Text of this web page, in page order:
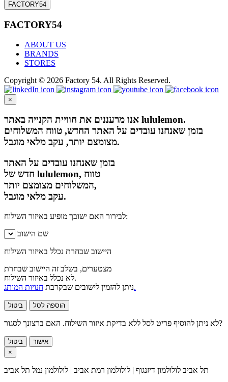
FACTORY54
FACTORY54
ABOUT US
BRANDS
STORES
Copyright © 2026 Factory 54. All Rights Reserved.
×
אנו מרעננים את חוויית הקנייה באתר lululemon.
בזמן שאנחנו עובדים על האתר החדש, טווח המשלוחים
מצומצם יותר, עקב מלאי מוגבל.
בזמן שאנחנו עובדים על האתר
חדש של lululemon, טווח
המשלוחים מצומצם יותר,
עקב מלאי מוגבל.
לבירור האם ישובך מופיע באיזור השילוח:
שם הישוב
היישוב שבחרת נכלל באיזור השילוח
מצטערים, בשלב זה היישוב שבחרת
לא נכלל באיזור השילוח.
ניתן להזמין לישובים שבקרבתחנויות המותג.
ביטול הוספה לסל
לא ניתן להוסיף פריט לסל ללא בדיקת איזור השילוח. האם ברצונך לסגור?
ביטול
אישור
×
תל אביב לולולמון דיזנגוף | לולולמון רמת אביב | לולולמון נמל תל אביב